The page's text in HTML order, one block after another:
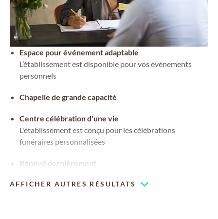
Espace pour événement adaptable
L’établissement est disponible pour vos événements
personnels
Chapelle de grande capacité
Centre célébration d'une vie
L'établissement est conçu pour les célébrations
funéraires personnalisées
Rénové dernièrement
Chapelle à espace adaptable
AFFICHER AUTRES RÉSULTATS